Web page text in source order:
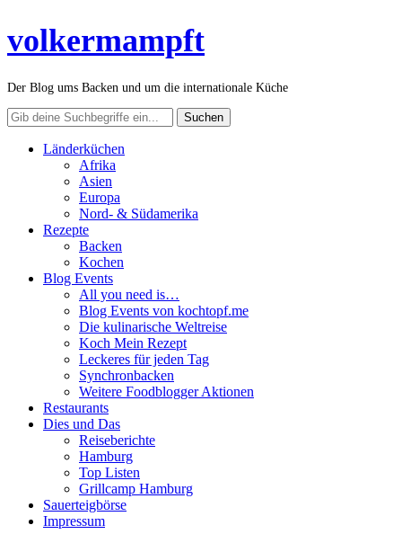
volkermampft
Der Blog ums Backen und um die internationale Küche
Länderküchen
Afrika
Asien
Europa
Nord- & Südamerika
Rezepte
Backen
Kochen
Blog Events
All you need is…
Blog Events von kochtopf.me
Die kulinarische Weltreise
Koch Mein Rezept
Leckeres für jeden Tag
Synchronbacken
Weitere Foodblogger Aktionen
Restaurants
Dies und Das
Reiseberichte
Hamburg
Top Listen
Grillcamp Hamburg
Sauerteigbörse
Impressum